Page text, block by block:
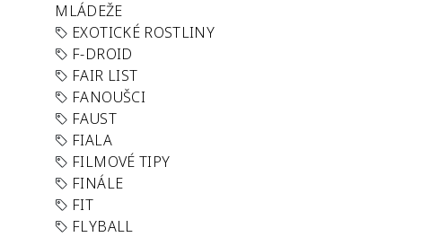
MLÁDEŽE
EXOTICKÉ ROSTLINY
F-DROID
FAIR LIST
FANOUŠCI
FAUST
FIALA
FILMOVÉ TIPY
FINÁLE
FIT
FLYBALL